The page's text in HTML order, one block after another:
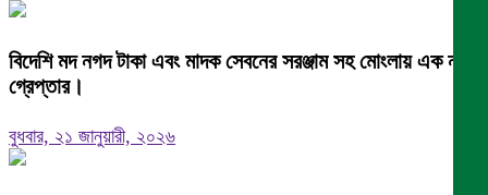
বিদেশি মদ নগদ টাকা এবং মাদক সেবনের সরঞ্জাম সহ মোংলায় এক নারী
গ্রেপ্তার।
বুধবার, ২১ জানুয়ারী, ২০২৬